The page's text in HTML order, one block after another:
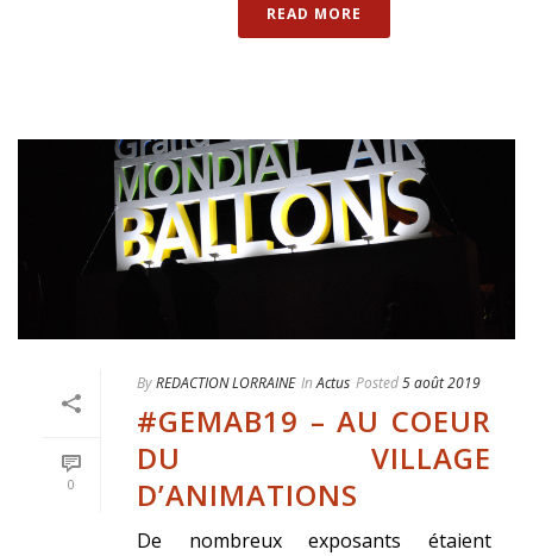
READ MORE
0
ByREDACTION LORRAINE In Actus Posted5 août 2019
#GEMAB19 – AU COEUR
DU VILLAGE
D’ANIMATIONS
De nombreux exposants étaient